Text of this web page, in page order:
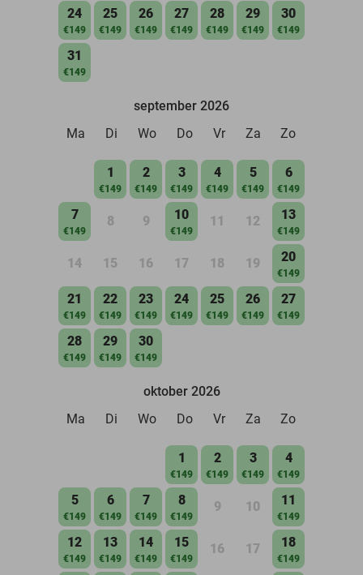
24
€149
25
€149
26
€149
27
€149
28
€149
29
€149
30
€149
31
€149
september 2026
Ma
Di Wo Do Vr Za Zo
1
€149
2
€149
3
€149
4
€149
5
€149
6
€149
7
€149
8 9 10
€149
11 12 13
€149
14 15 16 17 18 19 20
€149
21
€149
22
€149
23
€149
24
€149
25
€149
26
€149
27
€149
28
€149
29
€149
30
€149
oktober 2026
Ma
Di Wo Do Vr Za Zo
1
€149
2
€149
3
€149
4
€149
5
€149
6
€149
7
€149
8
€149
9 10 11
€149
12
€149
13
€149
14
€149
15
€149
16 17 18
€149